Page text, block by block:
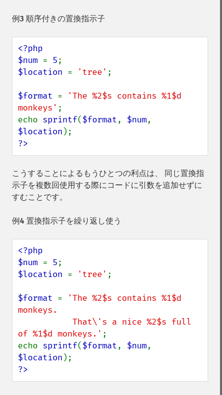
例3 順序付きの置換指示子
<?php
$num = 5
$location = 'tree' ;
$format =
'The %2$s contains %1$d
monkeys' ;
echo sprintf($format, $num
$location
?>
こうすることによるもうひとつの利点は、 同じ置換指
示子を複数回使用する際にコードに引数を追加せずに
すむことです。
例4 置換指示子を繰り返し使う
<?php
$num = 5
$location = 'tree' ;
$format =
'The %2$s contains %1$d
monkeys.
of %1$d monkeys.' ;
echo sprintf($format, $num
$location
?>